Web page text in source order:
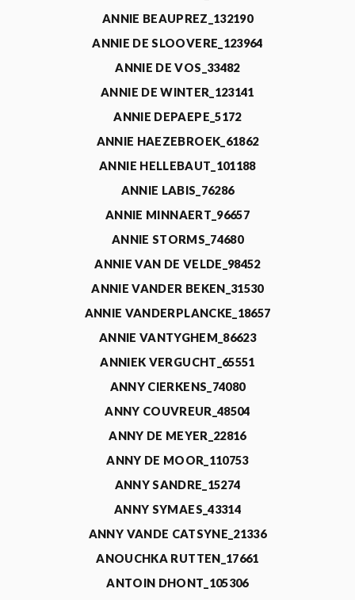
ANNIE BEAUPREZ_132190
ANNIE DE SLOOVERE_123964
ANNIE DE VOS_33482
ANNIE DE WINTER_123141
ANNIE DEPAEPE_5172
ANNIE HAEZEBROEK_61862
ANNIE HELLEBAUT_101188
ANNIE LABIS_76286
ANNIE MINNAERT_96657
ANNIE STORMS_74680
ANNIE VAN DE VELDE_98452
ANNIE VANDER BEKEN_31530
ANNIE VANDERPLANCKE_18657
ANNIE VANTYGHEM_86623
ANNIEK VERGUCHT_65551
ANNY CIERKENS_74080
ANNY COUVREUR_48504
ANNY DE MEYER_22816
ANNY DE MOOR_110753
ANNY SANDRE_15274
ANNY SYMAES_43314
ANNY VANDE CATSYNE_21336
ANOUCHKA RUTTEN_17661
ANTOIN DHONT_105306